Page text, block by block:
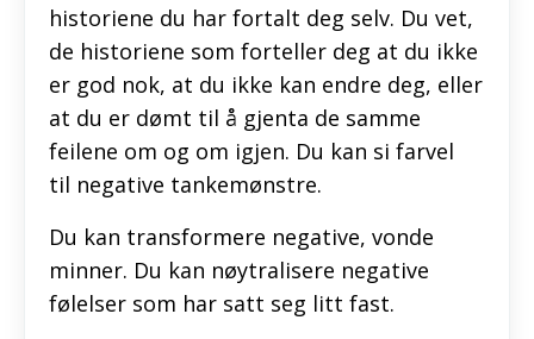
historiene du har fortalt deg selv. Du vet,
de historiene som forteller deg at du ikke
er god nok, at du ikke kan endre deg, eller
at du er dømt til å gjenta de samme
feilene om og om igjen. Du kan si farvel
til negative tankemønstre.
Du kan transformere negative, vonde
minner. Du kan nøytralisere negative
følelser som har satt seg litt fast.